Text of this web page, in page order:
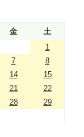
金
土
1
7
8
14
15
21
22
28
29